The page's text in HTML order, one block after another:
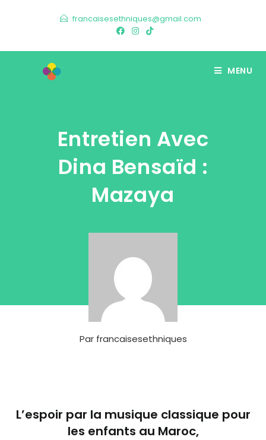
francaisesethniques@gmail.com
MENU
Entretien Avec
Dina Bensaïd :
Mazaya
Par francaisesethniques
L’espoir par la musique classique pour
les enfants au Maroc,